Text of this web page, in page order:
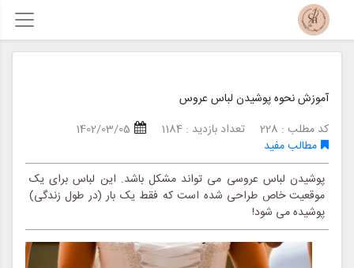
آموزش نحوه پوشیدن لباس عروس
کد مطلب : 228
تعداد بازدید : 1184
1402/03/05
مطالب مفید
پوشیدن لباس عروسی می تواند مشکل باشد. این لباس برای یک
موقعیت خاص طراحی شده است که فقط یک بار (در طول زندگی)
پوشیده می شود!